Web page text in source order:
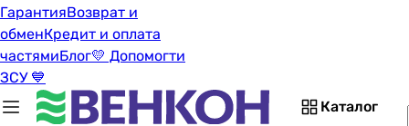
ГарантияВозврат и
обменКредит и оплата
частямиБлог💛 Допомогти
ЗСУ 💙
Каталог